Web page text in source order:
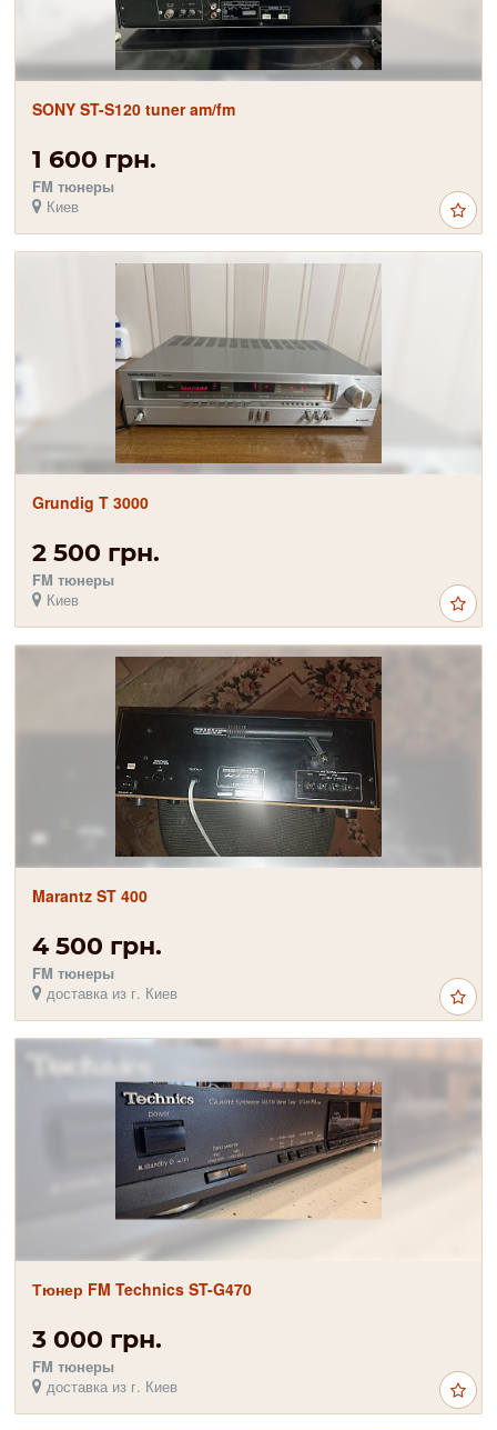
SONY ST-S120 tuner am/fm
1 600 грн.
FM тюнеры
Киев
Grundig T 3000
2 500 грн.
FM тюнеры
Киев
Marantz ST 400
4 500 грн.
FM тюнеры
доставка из г. Киев
Тюнер FM Technics ST-G470
3 000 грн.
FM тюнеры
доставка из г. Киев